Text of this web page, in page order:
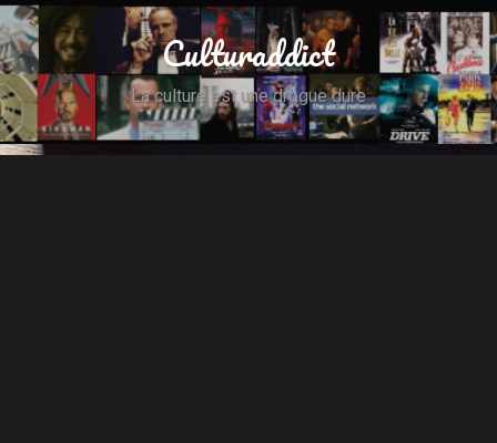
Culturaddict
La culture est une drogue dure